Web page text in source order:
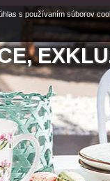
s používaním súborov